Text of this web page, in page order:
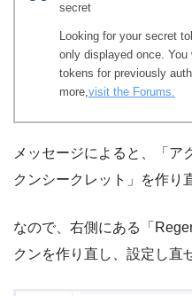
secret
Looking for your secret
only displayed once.
tokens for previously
more,visit the Forums.
メッセージによると、「ア
クンシークレット」を作り
なので、右側にある「
クンを作り直し、設定し直